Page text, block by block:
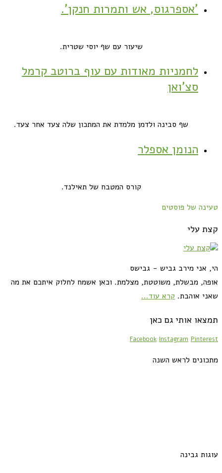
'אספרגוס, אש ותמרות חנקן'.
שיעור עם שף יוסי שטרית.
לחמניות מאודות עם עוף ברוטב קרמל
סצ'ואן
שף סבינה ולדמן מלמדת את המתכון שלה צעד אחר צעד.
הנומן אספלר
קורס המטבח של תאילנד.
טעינה של פוסטים
קצת עלי
הי, אני מירב גביש - גבישס
אופה, מבשלת, משוטטת, מצלמת. וכאן אשמח לחלוק איתכם את מה
שאני אוהבת. קרא עוד...
תמצאו אותי גם כאן
Facebook Instagram Pinterest
מתכונים לראש השנה
עוגות גבינה